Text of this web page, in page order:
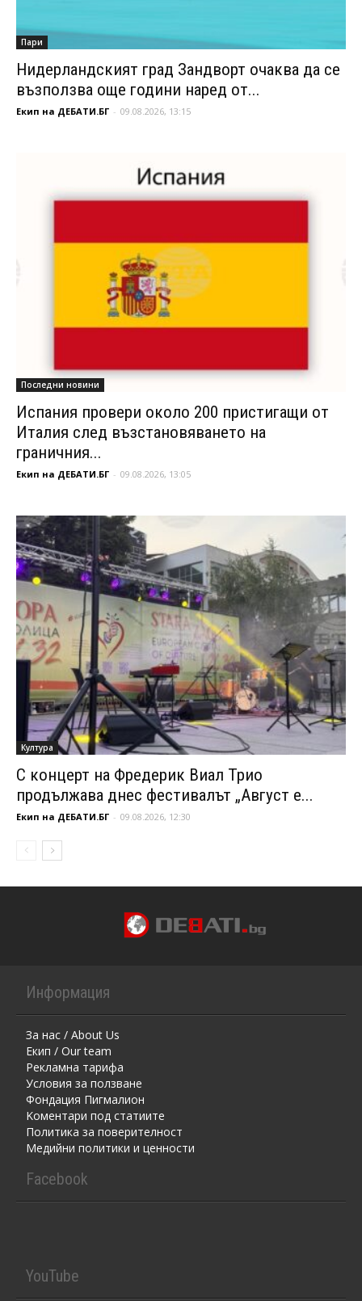
Пари
Нидерландският град Зандворт очаква да се
възползва още години наред от...
Екип на ДЕБАТИ.БГ - 09.08.2026, 13:15
Последни новини
Испания провери около 200 пристигащи от
Италия след възстановяването на
граничния...
Екип на ДЕБАТИ.БГ - 09.08.2026, 13:05
Култура
С концерт на Фредерик Виал Трио
продължава днес фестивалът „Август е...
Екип на ДЕБАТИ.БГ - 09.08.2026, 12:30
Информация
За нас / About Us
Екип / Our team
Рекламна тарифа
Условия за ползване
Фондация Пигмалион
Kоментaри под статиите
Политика за поверителност
Медийни политики и ценности
Facebook
YouTube